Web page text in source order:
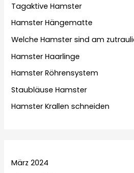
Tagaktive Hamster
Hamster Hängematte
Welche Hamster sind am
Hamster Haarlinge
Hamster Röhrensystem
Staubläuse Hamster
Hamster Krallen schneiden
März 2024